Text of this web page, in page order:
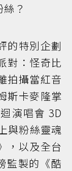
？
的特別企劃
對：怪奇比
拍攝當紅音
斯卡麥隆掌
演唱會 3D
與粉絲靈魂
，以及全台
監製的《酷